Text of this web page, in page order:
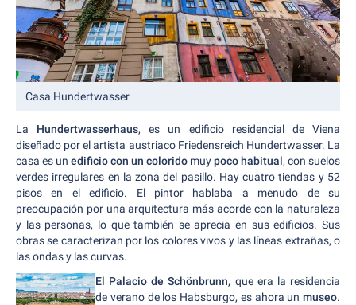
Casa Hundertwasser
La Hundertwasserhaus, es un edificio residencial de Viena
diseñado por el artista austriaco Friedensreich Hundertwasser. La
casa es un edificio con un colorido muypoco habitual, con suelos
verdes irregulares en la zona del pasillo. Hay cuatro tiendas y 52
pisos en el edificio. El pintor hablaba a menudo de su
preocupación por una arquitectura más acorde con la naturaleza
y las personas, lo que también se aprecia en sus edificios. Sus
obras se caracterizan por los colores vivos y las líneas extrañas, o
las ondas y las curvas.
El Palacio de Schönbrunn, que era la residencia
de verano de los Habsburgo, es ahora un museo.